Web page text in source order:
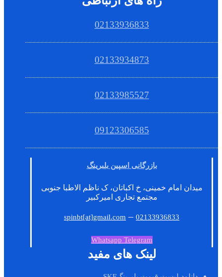
02133936833
02133934873
02133985527
09123306585
بازرگانی اسپین بلبرینگ
میدان امام خمینی، خ اکباتان، ک ناظم الاطبا جنوبی
مجتمع تجاری امیرکبیر
spinbt[at]gmail.com –02133936833
Whatsapp Telegram
لینک های مفید